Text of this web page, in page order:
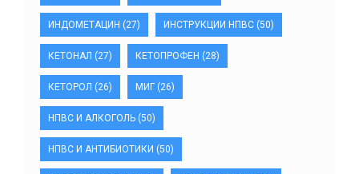
ИНДОМЕТАЦИН (27) ИНСТРУКЦИИ НПВС (50)
КЕТОНАЛ (27) КЕТОПРОФЕН (28)
КЕТОРОЛ (26) МИГ (26)
НПВС И АЛКОГОЛЬ (50)
НПВС И АНТИБИОТИКИ (50)